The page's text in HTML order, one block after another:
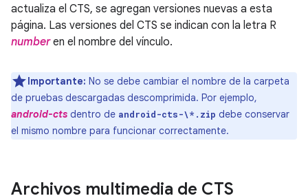
actualiza el CTS, se agregan versiones nuevas a esta
página. Las versiones del CTS se indican con la letra R
numberen el nombre del vínculo.
Importante: No se debe cambiar el nombre de la carpeta
de pruebas descargadas descomprimida. Por ejemplo,
android-cts dentro de android-cts-\*.zip debe conservar
el mismo nombre para funcionar correctamente.
Archivos multimedia de CTS